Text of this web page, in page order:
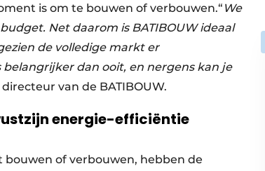
is om te bouwen of verbouwen.“ We
Net daarom is BATIBOUW ideaal
de volledige markt er
dan ooit, en nergens kan je
van de BATIBOUW.
energie-efficiëntie
bouwen of verbouwen, hebben de